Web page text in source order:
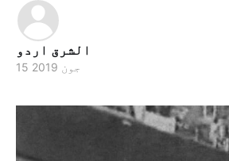
الشرق اردو
15 جون 2019